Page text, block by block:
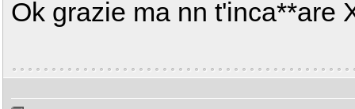
Ok grazie ma nn t'inca**are